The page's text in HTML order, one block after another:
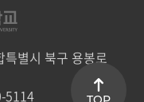
별시 북구 용봉로
5114